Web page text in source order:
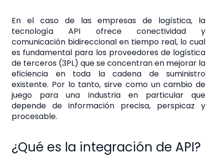
En el caso de las empresas de logística, la
tecnología API ofrece conectividad y
comunicación bidireccional en tiempo real, lo cual
es fundamental para los proveedores de logística
de terceros (3PL) que se concentran en mejorar la
eficiencia en toda la cadena de suministro
existente. Por lo tanto, sirve como un cambio de
juego para una industria en particular que
depende de información precisa, perspicaz y
procesable.
¿Qué es la integración de API?